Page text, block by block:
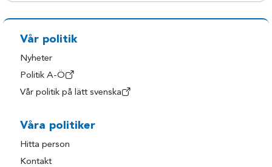
Vår politik
Nyheter
Politik A-Ö
Vår politik på lätt svenska
Våra politiker
Hitta person
Kontakt